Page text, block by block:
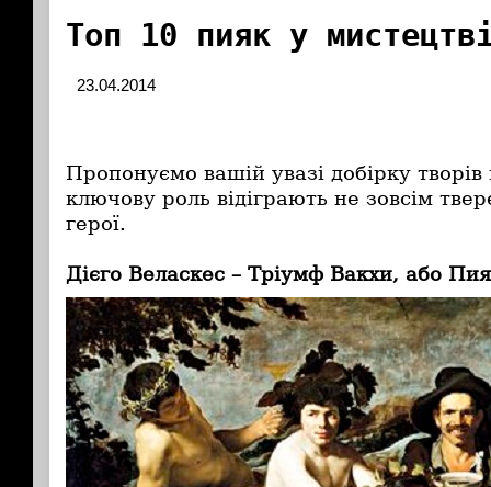
Топ 10 пияк у
23.04.2014
Пропонуємо вашій увазі добірку
ключову роль відіграють не зовсім
герої.
Дієго Веласкес – Тріумф Вакхи, або